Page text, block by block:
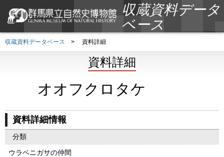
収蔵資料データ
ベース
収蔵資料データベース > 資料詳細
資料詳細
オオフクロタケ
資料詳細情報
分類
ウラベニガサの仲間